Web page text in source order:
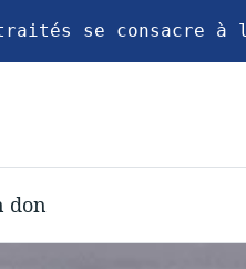
se consacre à
don